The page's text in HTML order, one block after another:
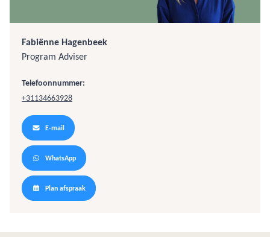
Fabiënne Hagenbeek
Program Adviser
Telefoonnummer:
+31134663928
E-mail
WhatsApp
Plan afspraak